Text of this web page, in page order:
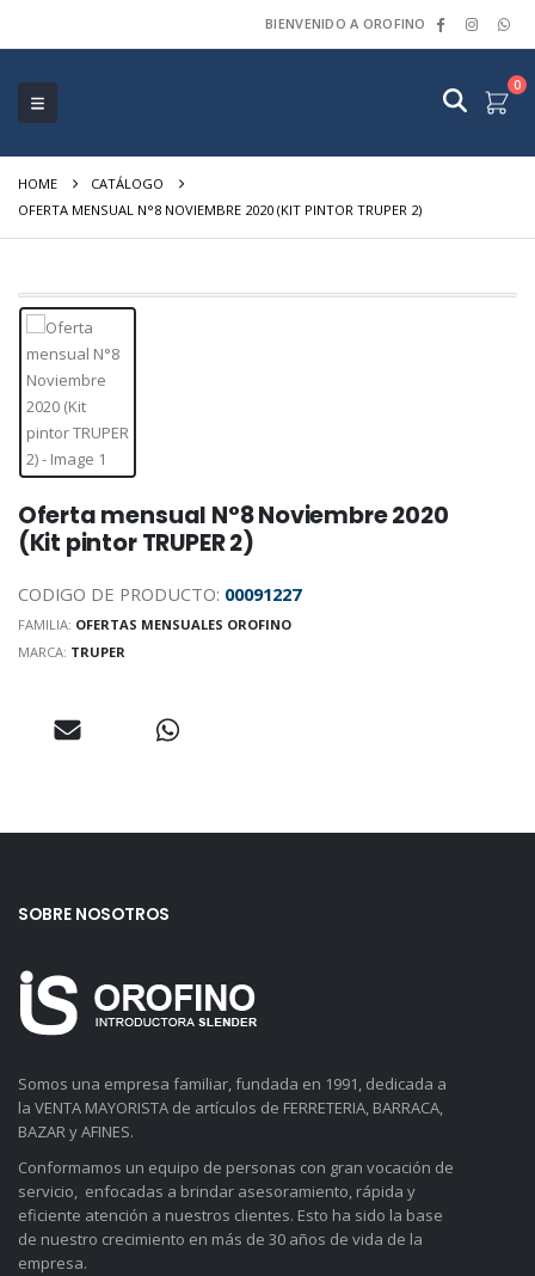
BIENVENIDO A OROFINO
0
HOME
CATÁLOGO
OFERTA MENSUAL N°8 NOVIEMBRE 2020 (KIT PINTOR TRUPER 2)
Oferta mensual N°8 Noviembre 2020
(Kit pintor TRUPER 2)
CODIGO DE PRODUCTO: 00091227
FAMILIA: OFERTAS MENSUALES OROFINO
MARCA: TRUPER
SOBRE NOSOTROS
Somos una empresa familiar, fundada en 1991, dedicada a
la VENTA MAYORISTA de artículos de FERRETERIA, BARRACA,
BAZAR y AFINES.
Conformamos un equipo de personas con gran vocación de
servicio, enfocadas a brindar asesoramiento, rápida y
eficiente atención a nuestros clientes. Esto ha sido la base
de nuestro crecimiento en más de 30 años de vida de la
empresa.